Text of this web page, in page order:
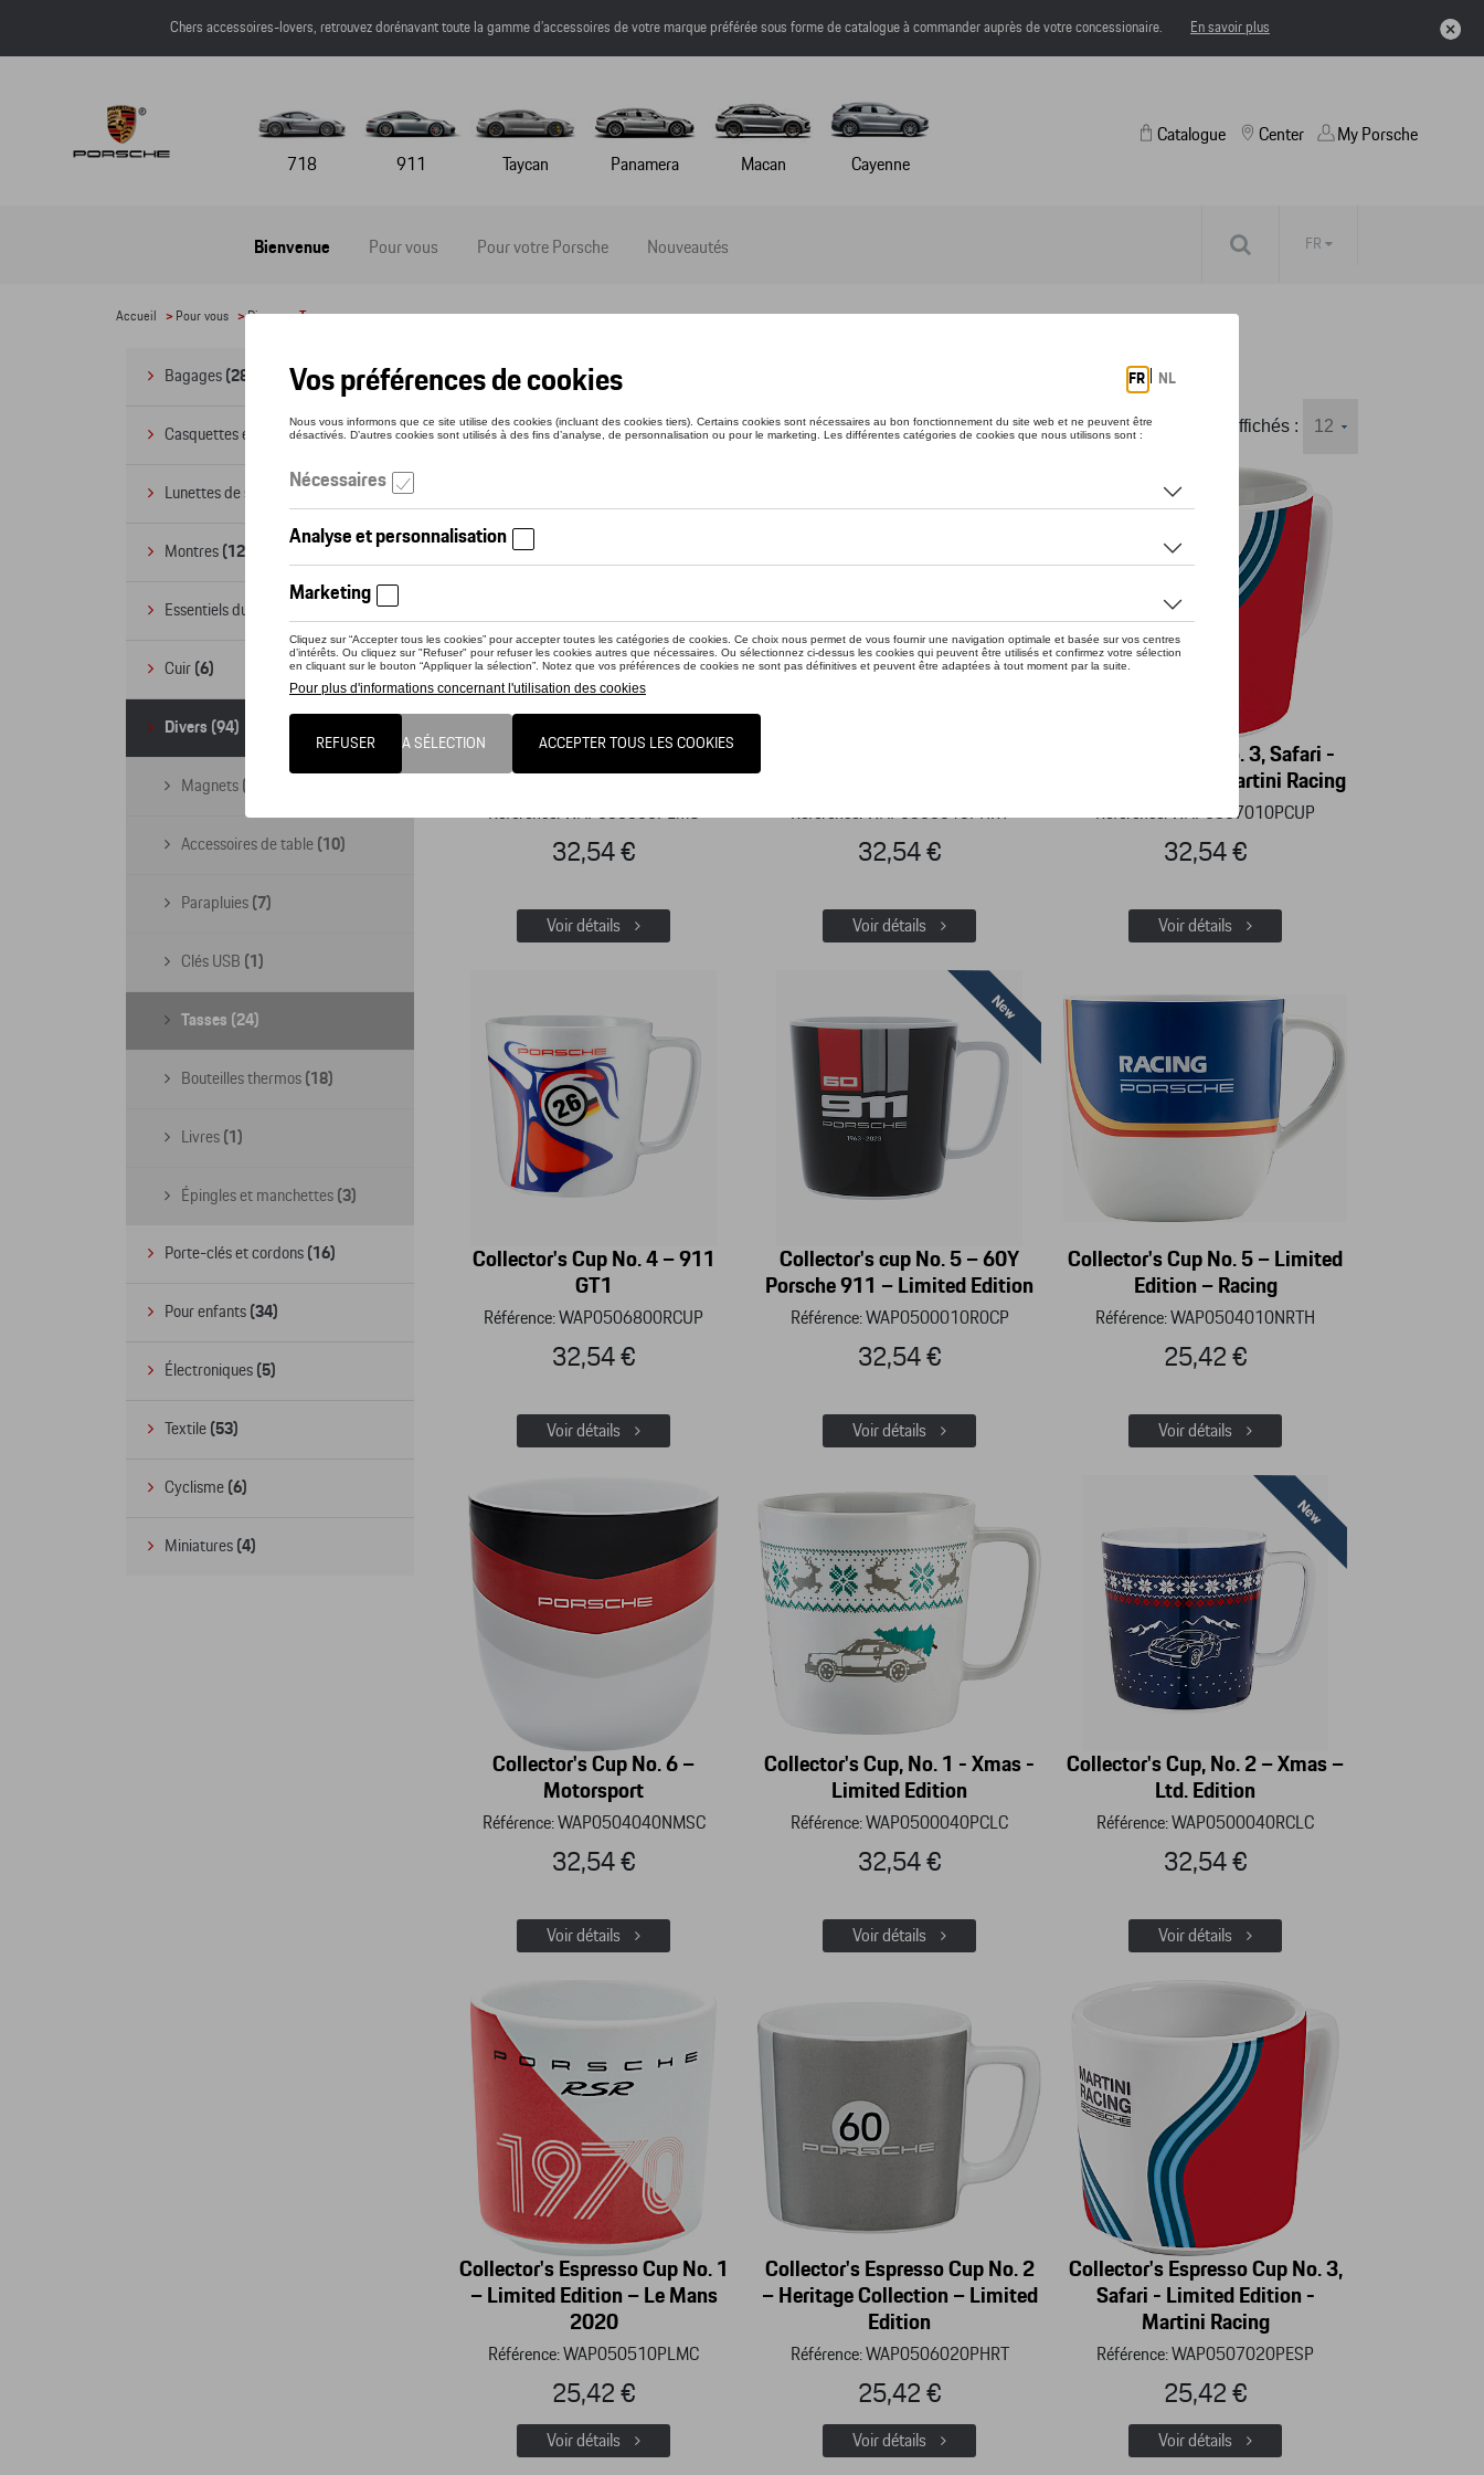
Chers accessoires-lovers, retrouvez dorénavant toute la gamme d’accessoires de votre marque préférée sous forme de catalogue à commander auprès de votre concessionaire. En savoir plus
718 911 Taycan Panamera Macan Cayenne
Catalogue
Bienvenue Pour vous Pour votre Porsche Nouveautés
Center My Porsche
FR
Accueil > Pour vous >Divers > Tasses
Bagages (28)
Casquettes et bonnets(20)
Lunettes de soleil
Montres (12)
Essentiels du bureau
Cuir (6)
Divers (94)
Magnets (4)
Accessoires de table (10)
Parapluies (7)
Clés USB (1)
Tasses (24)
Bouteilles thermos (18)
Livres (1)
Épingles et manchettes (3)
Porte-clés et cordons (16)
Pour enfants (34)
Électroniques (5)
Textile (53)
Cyclisme (6)
Miniatures (4)
Tasses
Nombre d'éléments affichés :
Collector's Cup No. 1 – Limited
32,54 €
Voir détails
32,54 €
Voir détails
Collector's Cup No. 3, Safari -
Limited Edition - Martini Racing
Référence: WAP0507010PCUP
32,54 €
Voir détails
Collector's Cup No. 4 – 911
GT1
Référence: WAP0506800RCUP
32,54 €
Voir détails
Collector's cup No. 5 – 60Y
Porsche 911 – Limited Edition
Référence: WAP0500010R0CP
32,54 €
Voir détails
Collector's Cup No. 5 – Limited
Edition – Racing
Référence: WAP0504010NRTH
25,42 €
Voir détails
Collector's Cup No. 6 –
Motorsport
Référence: WAP0504040NMSC
32,54 €
Voir détails
Collector's Cup, No. 1 - Xmas -
Limited Edition
Référence: WAP0500040PCLC
32,54 €
Voir détails
Collector's Cup, No. 2 – Xmas –
Ltd. Edition
Référence: WAP0500040RCLC
32,54 €
Voir détails
Collector's Espresso Cup No. 1
– Limited Edition – Le Mans
2020
Référence: WAP050510PLMC
25,42 €
Voir détails
Collector's Espresso Cup No. 2
– Heritage Collection – Limited
Edition
Référence: WAP0506020PHRT
25,42 €
Voir détails
Collector's Espresso Cup No. 3,
Safari - Limited Edition -
Martini Racing
Référence: WAP0507020PESP
25,42 €
Voir détails